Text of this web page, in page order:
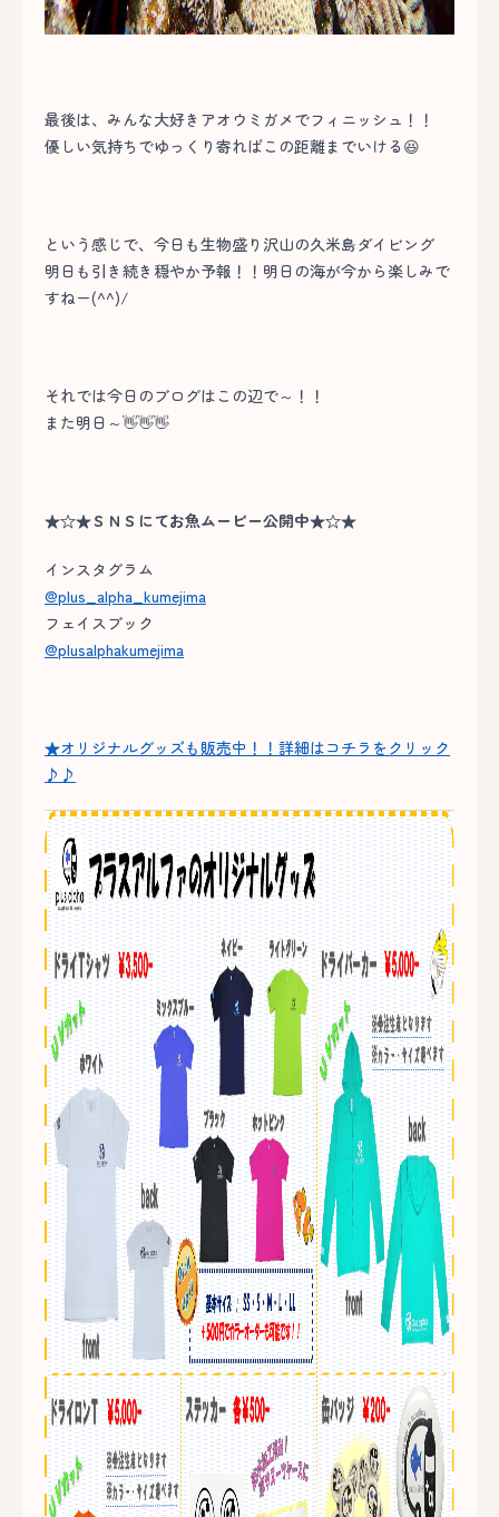
最後は、みんな大好きアオウミガメでフィニッシュ！！
優しい気持ちでゆっくり寄ればこの距離までいける😆
という感じで、今日も生物盛り沢山の久米島ダイビング
明日も引き続き穏やか予報！！明日の海が今から楽しみで
すねー(^^)/
それでは今日のブログはこの辺で～！！
また明日～👋👋👋
★☆★ＳＮＳにてお魚ムービー公開中★☆★
インスタグラム
@plus_alpha_kumejima
フェイスブック
@plusalphakumejima
★オリジナルグッズも販売中！！詳細はコチラをクリック
♪♪